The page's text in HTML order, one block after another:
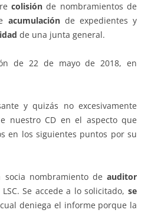
colisión de nombramientos de
acumulaciónde expedientes y
de una junta general.
de 22 de mayo de 2018, en
y quizás no excesivamente
nuestro CD en el aspecto que
en los siguientes puntos por su
nombramiento de auditor
Se accede a lo solicitado,se
deniega el informe porque la